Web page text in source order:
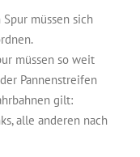
müssen sich
müssen so weit
Pannenstreifen
gilt:
alle anderen nach